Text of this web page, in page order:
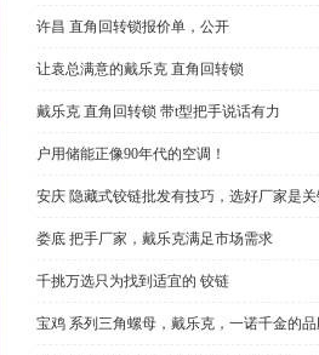
许昌 直角回转锁报价单，公开
让袁总满意的戴乐克 直角回转锁
戴乐克 直角回转锁 带t型把手说话有力
户用储能正像90年代的空调！
安庆 隐藏式铰链批发有技巧，选好厂家是
娄底 把手厂家，戴乐克满足市场需求
千挑万选只为找到适宜的 铰链
宝鸡 系列三角螺母，戴乐克，一诺千金的